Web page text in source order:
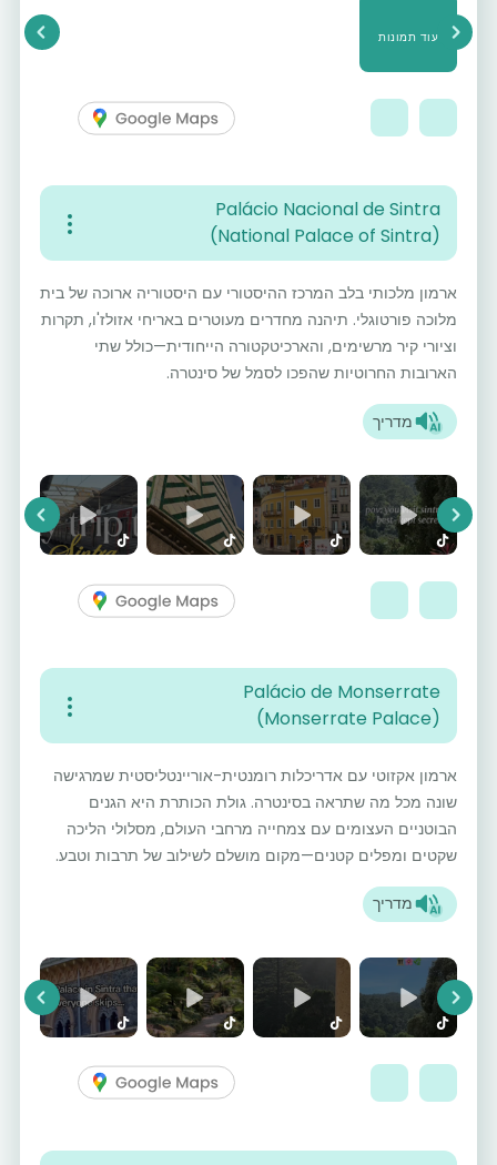
עוד תמונותNext
Palácio Nacional de Sintra
(National Palace of Sintra)
ארמון מלכותי בלב המרכז ההיסטורי עם היסטוריה ארוכה של בית
מלוכה פורטוגלי. תיהנה מחדרים מעוטרים באריחי אזולז'ו, תקרות
וציורי קיר מרשימים, והארכיטקטורה הייחודית—כולל שתי
הארובות החרוטיות שהפכו לסמל של סינטרה.
מדריך
Next
Palácio de Monserrate
(Monserrate Palace)
ארמון אקזוטי עם אדריכלות רומנטית-אוריינטליסטית שמרגישה
שונה מכל מה שתראה בסינטרה. גולת הכותרת היא הגנים
הבוטניים העצומים עם צמחייה מרחבי העולם, מסלולי הליכה
שקטים ומפלים קטנים—מקום מושלם לשילוב של תרבות וטבע.
מדריך
Next